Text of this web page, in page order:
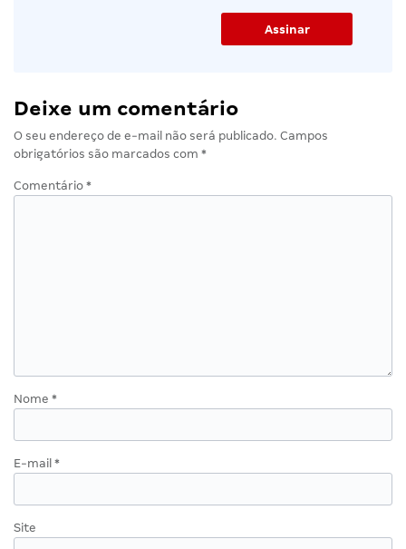
Deixe um comentário
O seu endereço de e-mail não será publicado. Campos
obrigatórios são marcados com *
Comentário *
Nome *
E-mail *
Site